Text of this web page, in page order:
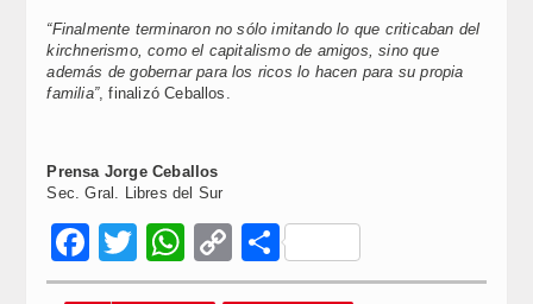
“Finalmente terminaron no sólo imitando lo que criticaban del
kirchnerismo, como el capitalismo de amigos, sino que
además de gobernar para los ricos lo hacen para su propia
familia”, finalizó Ceballos.
Prensa Jorge Ceballos
Sec. Gral. Libres del Sur
Facebook
Twitter
WhatsApp
Copy
Link
Compartir